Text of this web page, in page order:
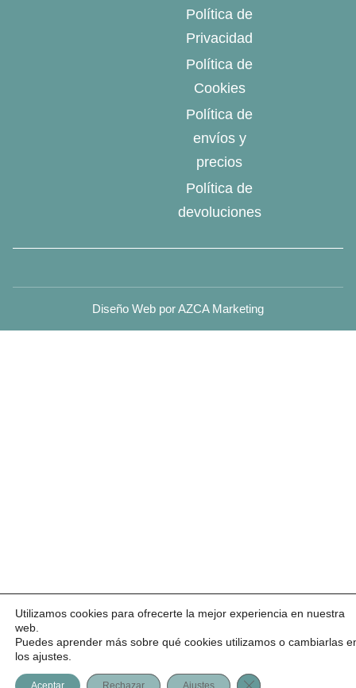
Política de
Privacidad
Política de
Cookies
Política de
envíos y
precios
Política de
devoluciones
Diseño Web por AZCA Marketing
Utilizamos cookies para ofrecerte la mejor experiencia en nuestra
web.
Puedes aprender más sobre qué cookies utilizamos o cambiarlas
los ajustes.
Aceptar Rechazar Ajustes Cerrar el banner de